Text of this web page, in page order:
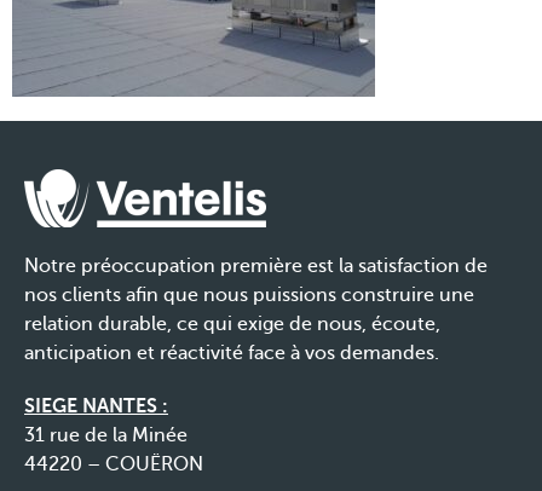
Notre préoccupation première est la satisfaction de
nos clients afin que nous puissions construire une
relation durable, ce qui exige de nous, écoute,
anticipation et réactivité face à vos demandes.
SIEGE NANTES :
31 rue de la Minée
44220 – COUËRON